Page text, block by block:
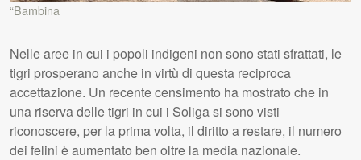
“Bambina
Nelle aree in cui i popoli indigeni non sono stati sfrattati, le
tigri prosperano anche in virtù di questa reciproca
accettazione. Un recente censimento ha mostrato che in
una riserva delle tigri in cui i Soliga si sono visti
riconoscere, per la prima volta, il diritto a restare, il numero
dei felini è aumentato ben oltre la media nazionale.